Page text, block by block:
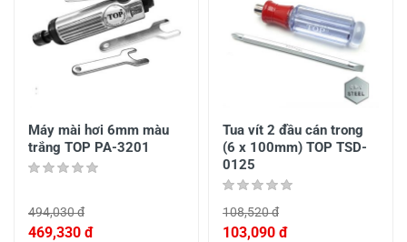
Máy mài hơi 6mm màu
trắng TOP PA-3201
494,030 đ
469,330 đ
Tua vít 2 đầu cán trong
(6 x 100mm) TOP TSD-
0125
108,520 đ
103,090 đ